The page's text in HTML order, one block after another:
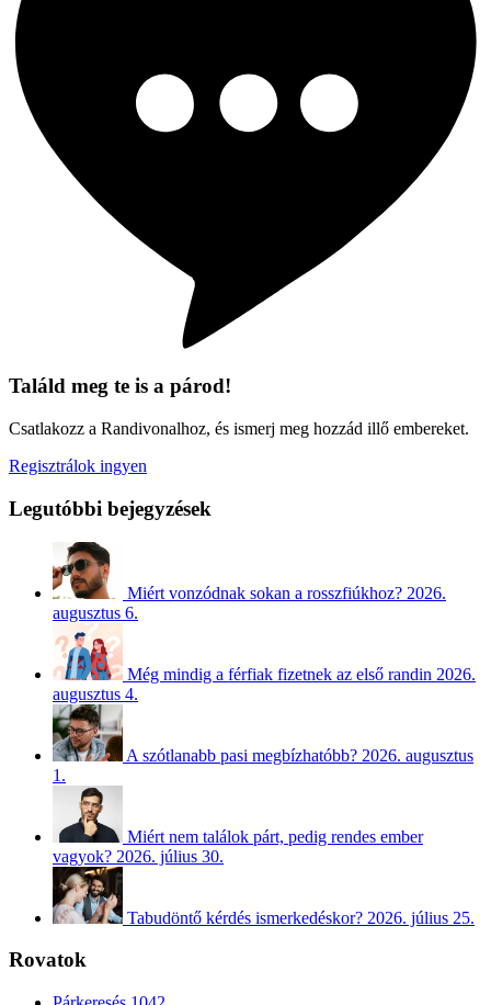
Találd meg te is a párod!
Csatlakozz a Randivonalhoz, és ismerj meg hozzád illő embereket.
Regisztrálok ingyen
Legutóbbi bejegyzések
Miért vonzódnak sokan a rosszfiúkhoz? 2026.
augusztus 6.
Még mindig a férfiak fizetnek az első randin 2026.
augusztus 4.
A szótlanabb pasi megbízhatóbb? 2026. augusztus
1.
Miért nem találok párt, pedig rendes ember
vagyok? 2026. július 30.
Tabudöntő kérdés ismerkedéskor? 2026. július 25.
Rovatok